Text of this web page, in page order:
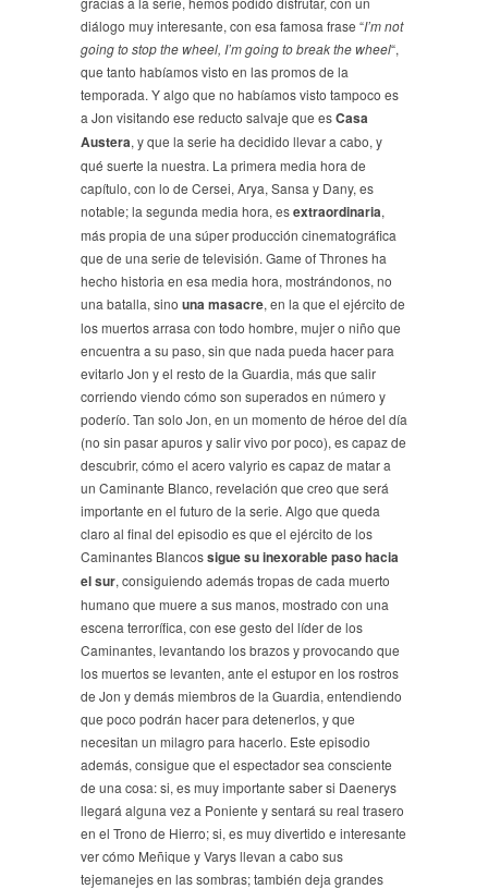
diálogo muy interesante, con esa famosa frase “I’m not
going to stop the wheel, I’m going to break the wheel“,
que tanto habíamos visto en las promos de la
temporada. Y algo que no habíamos visto tampoco es
a Jon visitando ese reducto salvaje que esCasa
Austera, y que la serie ha decidido llevar a cabo, y
qué suerte la nuestra. La primera media hora de
capítulo, con lo de Cersei, Arya, Sansa y Dany, es
notable; la segunda media hora, esextraordinaria,
más propia de una súper producción cinematográfica
que de una serie de televisión. Game of Thrones ha
hecho historia en esa media hora, mostrándonos, no
una batalla, sino una masacre, en la que el ejército de
los muertos arrasa con todo hombre, mujer o niño que
encuentra a su paso, sin que nada pueda hacer para
evitarlo Jon y el resto de la Guardia, más que salir
corriendo viendo cómo son superados en número y
poderío. Tan solo Jon, en un momento de héroe del día
(no sin pasar apuros y salir vivo por poco), es capaz de
descubrir, cómo el acero valyrio es capaz de matar a
un Caminante Blanco, revelación que creo que será
importante en el futuro de la serie. Algo que queda
claro al final del episodio es que el ejército de los
Caminantes Blancossigue su inexorable paso hacia
el sur, consiguiendo además tropas de cada muerto
humano que muere a sus manos, mostrado con una
escena terrorífica, con ese gesto del líder de los
Caminantes, levantando los brazos y provocando que
los muertos se levanten, ante el estupor en los rostros
de Jon y demás miembros de la Guardia, entendiendo
que poco podrán hacer para detenerlos, y que
necesitan un milagro para hacerlo. Este episodio
además, consigue que el espectador sea consciente
de una cosa: si, es muy importante saber si Daenerys
llegará alguna vez a Poniente y sentará su real trasero
en el Trono de Hierro; si, es muy divertido e interesante
ver cómo Meñique y Varys llevan a cabo sus
tejemanejes en las sombras; también deja grandes